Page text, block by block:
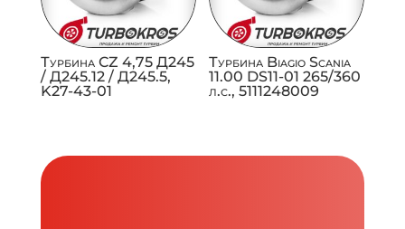
Турбина CZ 4,75 Д245
/ Д245.12 / Д245.5,
K27-43-01
Турбина Biagio Scania
11.00 DS11-01 265/360
л.с., 5111248009